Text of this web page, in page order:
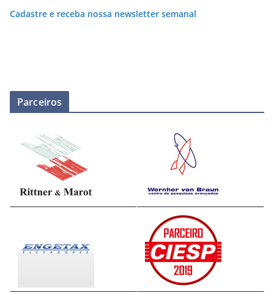
Cadastre e receba nossa newsletter semanal
Parceiros